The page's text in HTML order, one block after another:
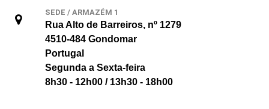
SEDE / ARMAZÉM 1
Rua Alto de Barreiros, nº 1279
4510-484 Gondomar
Portugal
Segunda a Sexta-feira
8h30 - 12h00 / 13h30 - 18h00